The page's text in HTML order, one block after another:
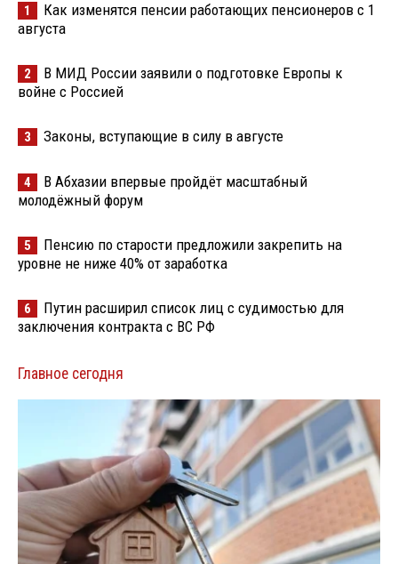
1
Как изменятся пенсии работающих пенсионеров с 1
августа
2
В МИД России заявили о подготовке Европы к
войне с Россией
3 Законы, вступающие в силу в августе
4
В Абхазии впервые пройдёт масштабный
молодёжный форум
5
Пенсию по старости предложили закрепить на
уровне не ниже 40% от заработка
6
Путин расширил список лиц с судимостью для
заключения контракта с ВС РФ
Главное сегодня